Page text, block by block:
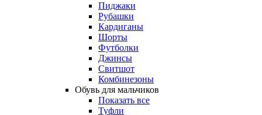
Пиджаки
Рубашки
Кардиганы
Шорты
Футболки
Джинсы
Свитшот
Комбинезоны
Обувь для мальчиков
Показать все
Туфли